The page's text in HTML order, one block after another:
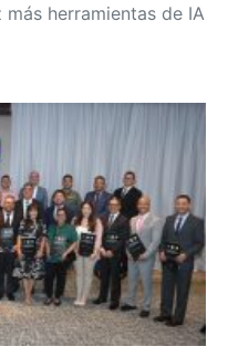
herramientas de IA